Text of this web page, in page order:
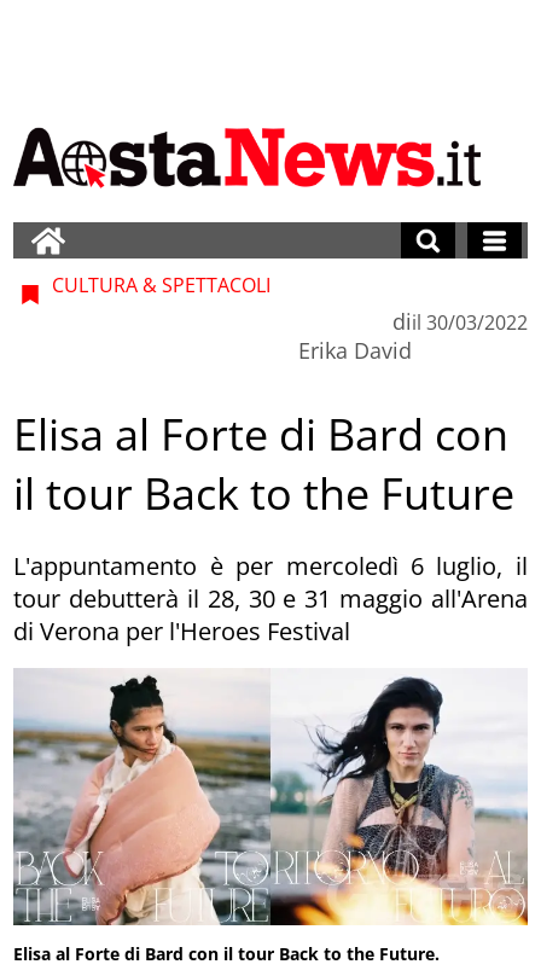
CULTURA & SPETTACOLI
di
Erika David
il 30/03/2022
Elisa al Forte di Bard con
il tour Back to the Future
L'appuntamento è per mercoledì 6 luglio, il
tour debutterà il 28, 30 e 31 maggio all'Arena
di Verona per l'Heroes Festival
Elisa al Forte di Bard con il tour Back to the Future.